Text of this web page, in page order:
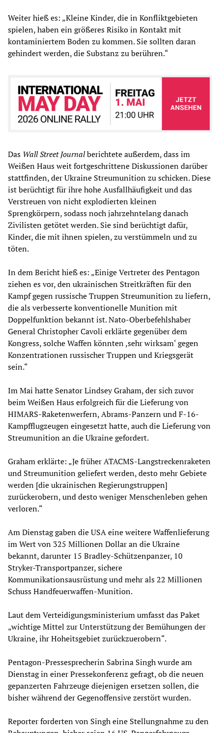
Weiter hieß es: „Kleine Kinder, die in Konfliktgebieten
spielen, haben ein größeres Risiko in Kontakt mit
kontaminiertem Boden zu kommen. Sie sollten daran
gehindert werden, die Substanz zu berühren.“
Das Wall Street Journalberichtete außerdem, dass im
Weißen Haus weit fortgeschrittene Diskussionen darüber
stattfinden, der Ukraine Streumunition zu schicken. Diese
ist berüchtigt für ihre hohe Ausfallhäufigkeit und das
Verstreuen von nicht explodierten kleinen
Sprengkörpern, sodass noch jahrzehntelang danach
Zivilisten getötet werden. Sie sind berüchtigt dafür,
Kinder, die mit ihnen spielen, zu verstümmeln und zu
töten.
In dem Bericht hieß es: „Einige Vertreter des Pentagon
ziehen es vor, den ukrainischen Streitkräften für den
Kampf gegen russische Truppen Streumunition zu liefern,
die als verbesserte konventionelle Munition mit
Doppelfunktion bekannt ist. Nato-Oberbefehlshaber
General Christopher Cavoli erklärte gegenüber dem
Kongress, solche Waffen könnten ,sehr wirksam‘ gegen
Konzentrationen russischer Truppen und Kriegsgerät
sein.“
Im Mai hatte Senator Lindsey Graham, der sich zuvor
beim Weißen Haus erfolgreich für die Lieferung von
HIMARS-Raketenwerfern, Abrams-Panzern und F-16-
Kampfflugzeugen eingesetzt hatte, auch die Lieferung von
Streumunition an die Ukraine gefordert.
Graham erklärte: „Je früher ATACMS-Langstreckenraketen
und Streumunition geliefert werden, desto mehr Gebiete
werden [die ukrainischen Regierungstruppen]
zurückerobern, und desto weniger Menschenleben gehen
verloren.“
Am Dienstag gaben die USA eine weitere Waffenlieferung
im Wert von 325 Millionen Dollar an die Ukraine
bekannt, darunter 15 Bradley-Schützenpanzer, 10
Stryker-Transportpanzer, sichere
Kommunikationsausrüstung und mehr als 22 Millionen
Schuss Handfeuerwaffen-Munition.
Laut dem Verteidigungsministerium umfasst das Paket
„wichtige Mittel zur Unterstützung der Bemühungen der
Ukraine, ihr Hoheitsgebiet zurückzuerobern“.
Pentagon-Pressesprecherin Sabrina Singh wurde am
Dienstag in einer Pressekonferenz gefragt, ob die neuen
gepanzerten Fahrzeuge diejenigen ersetzen sollen, die
bisher während der Gegenoffensive zerstört wurden.
Reporter forderten von Singh eine Stellungnahme zu den